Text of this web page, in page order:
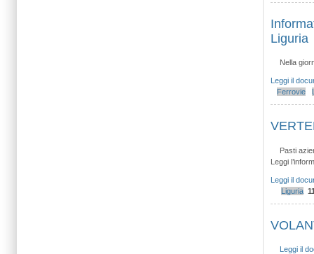
Liguria
Nella
Leggi il
Ferrovie
Pasti
Leggi
Leggi il
Liguria
Leggi il